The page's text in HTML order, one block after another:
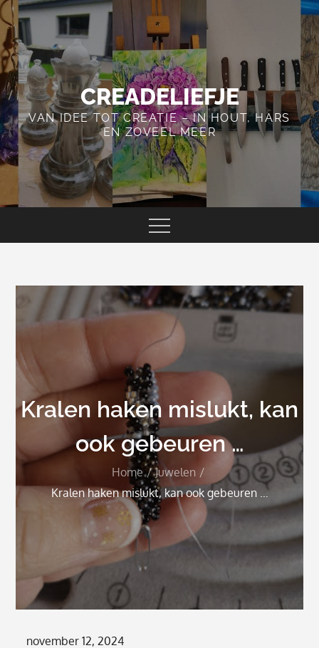
Skip
to
content
CREADELIEFJE
VAN IDEE TOT CREATIE – IN HOUT, HARS
EN ZOVEEL MEER
Kralen haken mislukt, kan
ook gebeuren …
Home
Juwelen
Kralen haken mislukt, kan ook gebeuren …
Posted
november 12, 2024